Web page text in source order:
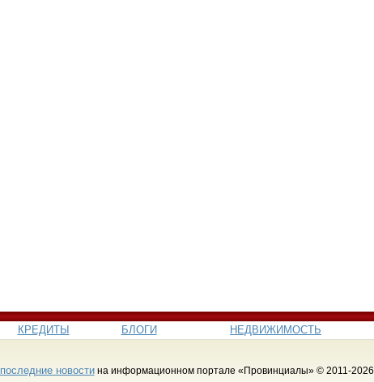
КРЕДИТЫ БЛОГИ НЕДВИЖИМОСТЬ
последние новостина информационном портале «Провинциалы» © 2011-2026